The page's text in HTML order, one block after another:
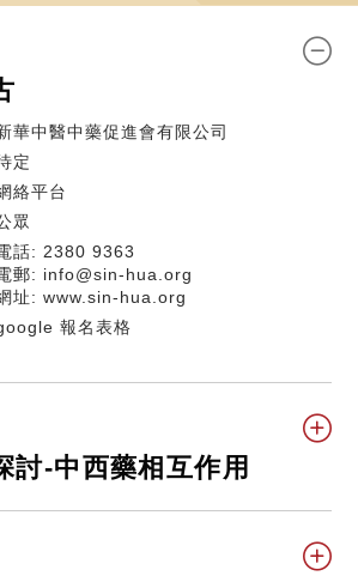
華中醫中藥促進會有限公司
定
絡平台
眾
話: 2380 9363
郵: info@sin-hua.org
址: www.sin-hua.org
報名表格
討-中西藥相互作用